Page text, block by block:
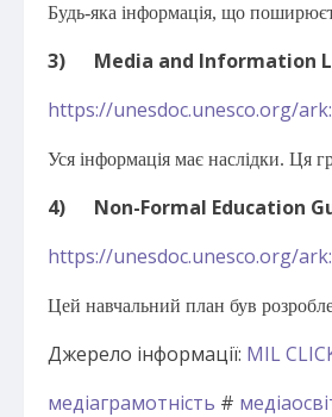
Будь-яка інформація, що
3) Media and Information
https://unesdoc.unesco.org/
Уся інформація має наслідки. Ця
4) Non-Formal Education
https://unesdoc.unesco.org/
Цей навчальний план був
Джерело інформації: MIL
медіаграмотність #